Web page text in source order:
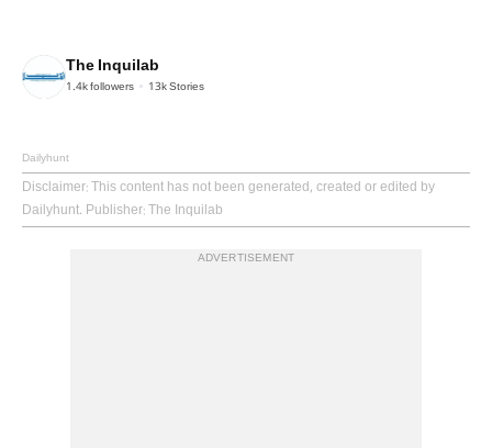
The Inquilab
1.4kfollowers 13kStories
Dailyhunt
Disclaimer: This content has not been generated, created or edited by
Dailyhunt. Publisher: The Inquilab
ADVERTISEMENT